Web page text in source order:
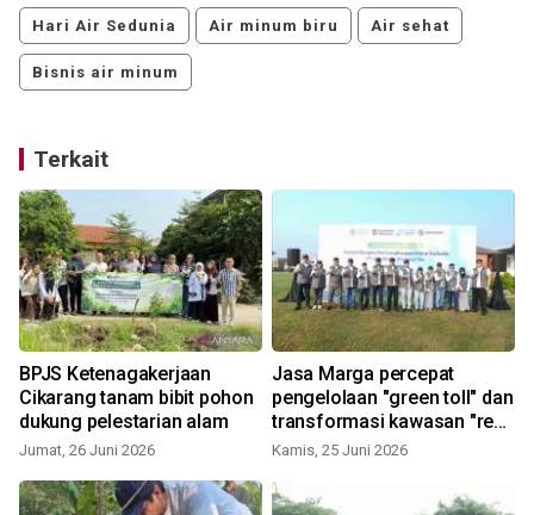
Hari Air Sedunia Air minum biru Air sehat
Bisnis air minum
Terkait
BPJS Ketenagakerjaan
Cikarang tanam bibit pohon
dukung pelestarian alam
Jumat, 26 Juni 2026
Jasa Marga percepat
pengelolaan "green toll" dan
transformasi kawasan "rest
area"
Kamis, 25 Juni 2026